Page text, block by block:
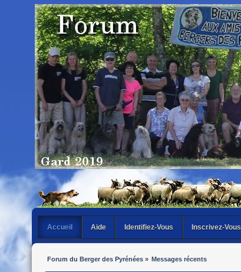
Accueil Aide Identifiez-Vous Inscrivez-Vous
Forum du Berger des Pyrénées» Messages récents